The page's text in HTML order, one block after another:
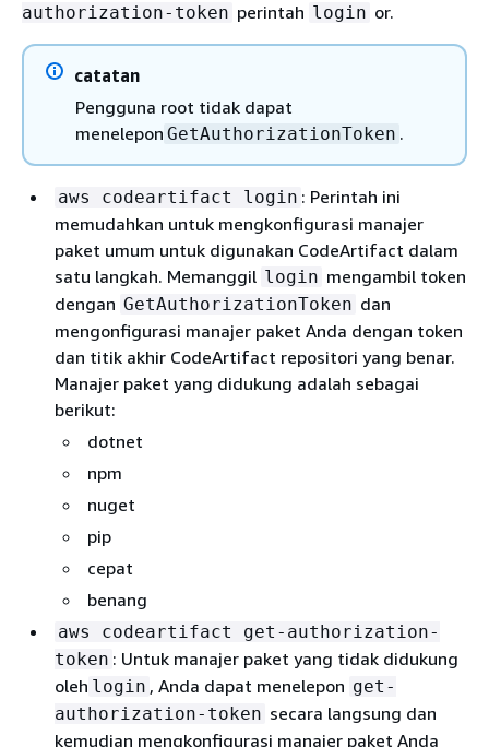
authorization-token perintah login or.
catatan
Pengguna root tidak dapat
menelepon GetAuthorizationToken .
aws codeartifact login : Perintah ini
memudahkan untuk mengkonfigurasi manajer
paket umum untuk digunakan CodeArtifact dalam
satu langkah. Memanggil login mengambil token
dengan GetAuthorizationToken dan
mengonfigurasi manajer paket Anda dengan token
dan titik akhir CodeArtifact repositori yang benar.
Manajer paket yang didukung adalah sebagai
berikut:
dotnet
npm
nuget
pip
cepat
benang
aws codeartifact get-authorization-
token : Untuk manajer paket yang tidak didukung
oleh login , Anda dapat menelepon get-
authorization-token secara langsung dan
kemudian mengkonfigurasi manajer paket Anda